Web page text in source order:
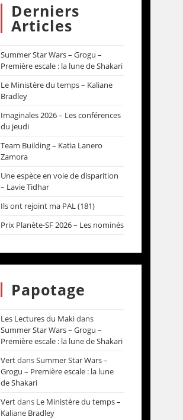
Derniers
Articles
Summer Star Wars – Grogu –
Première escale : la lune de Shakari
Le Ministère du temps – Kaliane
Bradley
Imaginales 2026 – Les conférences
du jeudi
Team Building – Katia Lanero
Zamora
Une espèce en voie de disparition
– Lavie Tidhar
Ils ont rejoint ma PAL (181)
Prix Planète-SF 2026 – Les nominés
Papotage
Les Lectures du Makidans
Summer Star Wars – Grogu –
Première escale : la lune de Shakari
VertdansSummer Star Wars –
Grogu – Première escale : la lune
de Shakari
Vertdans Le Ministère du temps –
Kaliane Bradley